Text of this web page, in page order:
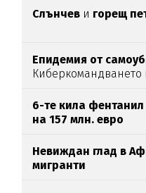
Слънчев и горещ
Епидемия от
6-те кила фентанил
на 157 млн. евро
Невиждан глад в
мигранти